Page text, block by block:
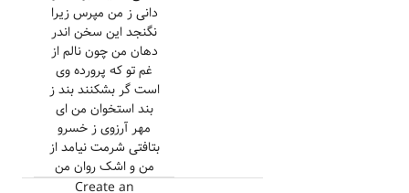
دانی ز من مپرس زیرا
نگنجد این سخن اندر
دهان من چون نالم از
غم تو که پرورده وی
است گر بشکنند بند ز
بند استخوان من ای
مهر آرزوی ز خسرو
بتافتی شرمت نیامد از
من و اشک روان من
Create an